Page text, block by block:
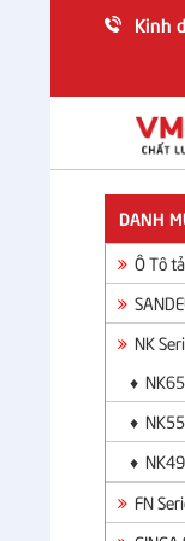
Kinh
DANH
Ô Tô
NK
♦
♦
♦
FN
Ô Tô Tải VAN
SANDEUR S100
NK Series
GINGA Series